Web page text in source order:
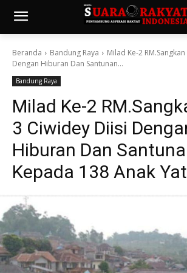
Beranda Bandung Raya
Milad Ke-2
Dengan Hiburan Dan Santunan...
Bandung Raya
Milad Ke-2
3 Ciwidey Diisi
Hiburan Dan
Kepada 138 Anak